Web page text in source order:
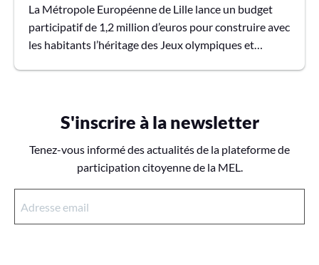
La Métropole Européenne de Lille lance un budget
participatif de 1,2 million d’euros pour construire avec
les habitants l’héritage des Jeux olympiques et
S'inscrire à la newsletter
Tenez-vous informé des actualités de la plateforme de
participation citoyenne de la MEL.
A
d